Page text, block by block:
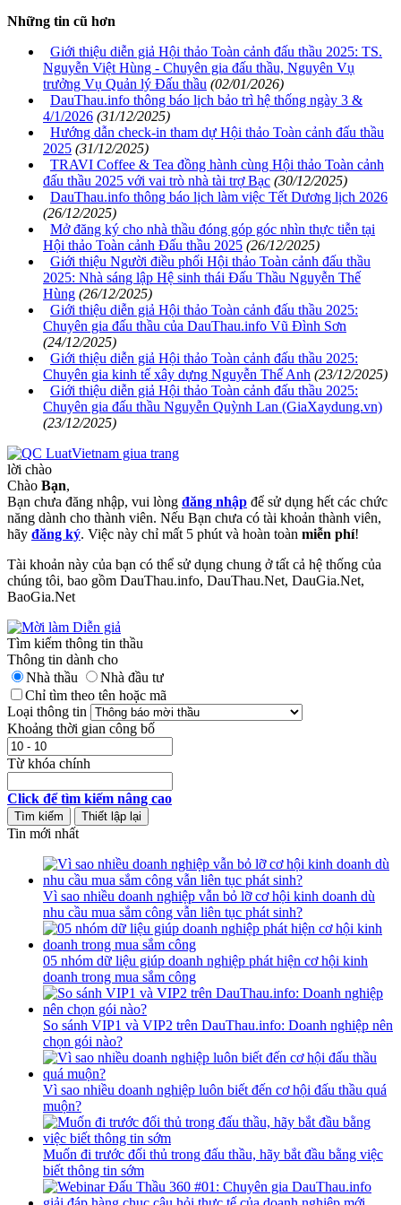
Những tin cũ hơn
Giới thiệu diễn giả Hội thảo Toàn cảnh đấu thầu 2025: TS.
Nguyễn Việt Hùng - Chuyên gia đấu thầu, Nguyên Vụ
trưởng Vụ Quản lý Đấu thầu (02/01/2026)
DauThau.info thông báo lịch bảo trì hệ thống ngày 3 &
4/1/2026 (31/12/2025)
Hướng dẫn check-in tham dự Hội thảo Toàn cảnh đấu thầu
2025 (31/12/2025)
TRAVI Coffee & Tea đồng hành cùng Hội thảo Toàn cảnh
đấu thầu 2025 với vai trò nhà tài trợ Bạc (30/12/2025)
DauThau.info thông báo lịch làm việc Tết Dương lịch 2026
(26/12/2025)
Mở đăng ký cho nhà thầu đóng góp góc nhìn thực tiễn tại
Hội thảo Toàn cảnh Đấu thầu 2025 (26/12/2025)
Giới thiệu Người điều phối Hội thảo Toàn cảnh đấu thầu
2025: Nhà sáng lập Hệ sinh thái Đấu Thầu Nguyễn Thế
Hùng (26/12/2025)
Giới thiệu diễn giả Hội thảo Toàn cảnh đấu thầu 2025:
Chuyên gia đấu thầu của DauThau.info Vũ Đình Sơn
(24/12/2025)
Giới thiệu diễn giả Hội thảo Toàn cảnh đấu thầu 2025:
Chuyên gia kinh tế xây dựng Nguyễn Thế Anh (23/12/2025)
Giới thiệu diễn giả Hội thảo Toàn cảnh đấu thầu 2025:
Chuyên gia đấu thầu Nguyễn Quỳnh Lan (GiaXaydung.vn)
(23/12/2025)
lời chào
Chào Bạn,
Bạn chưa đăng nhập, vui lòng đăng nhập để sử dụng hết các chức
năng dành cho thành viên. Nếu Bạn chưa có tài khoản thành viên,
hãy đăng ký. Việc này chỉ mất 5 phút và hoàn toàn miễn phí!
Tài khoản này của bạn có thể sử dụng chung ở tất cả hệ thống của
chúng tôi, bao gồm DauThau.info, DauThau.Net, DauGia.Net,
BaoGia.Net
Tìm kiếm thông tin thầu
Thông tin dành cho
Nhà thầu
Nhà đầu tư
Chỉ tìm theo tên hoặc mã
Loại thông tin
Khoảng thời gian công bố
Từ khóa chính
Click để tìm kiếm nâng cao
Tin mới nhất
Vì sao nhiều doanh nghiệp vẫn bỏ lỡ cơ hội kinh doanh dù
nhu cầu mua sắm công vẫn liên tục phát sinh?
05 nhóm dữ liệu giúp doanh nghiệp phát hiện cơ hội kinh
doanh trong mua sắm công
So sánh VIP1 và VIP2 trên DauThau.info: Doanh nghiệp nên
chọn gói nào?
Vì sao nhiều doanh nghiệp luôn biết đến cơ hội đấu thầu quá
muộn?
Muốn đi trước đối thủ trong đấu thầu, hãy bắt đầu bằng việc
biết thông tin sớm